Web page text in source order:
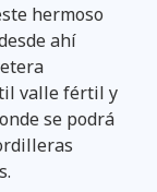
hermoso
ahí
valle fértil y
se podrá